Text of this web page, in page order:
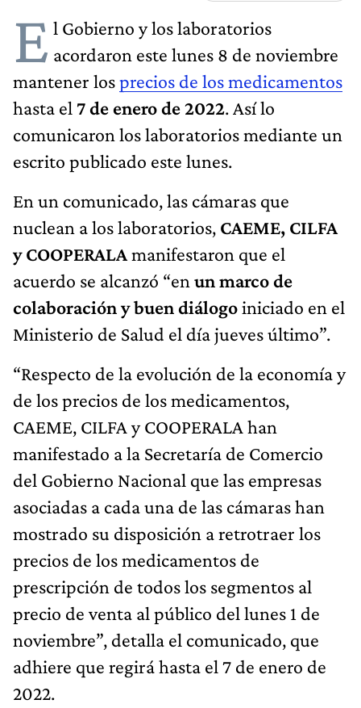
E l Gobierno y los laboratorios
acordaron este lunes 8 de noviembre
mantener losprecios de los medicamentos
hasta el 7 de enero de 2022. Así lo
comunicaron los laboratorios mediante un
escrito publicado este lunes.
En un comunicado, las cámaras que
nuclean a los laboratorios, CAEME, CILFA
y COOPERALAmanifestaron que el
acuerdo se alcanzó “en un marco de
colaboración y buen diálogoiniciado en el
Ministerio de Salud el día jueves último”.
“Respecto de la evolución de la economía y
de los precios de los medicamentos,
CAEME, CILFA y COOPERALA han
manifestado a la Secretaría de Comercio
del Gobierno Nacional que las empresas
asociadas a cada una de las cámaras han
mostrado su disposición a retrotraer los
precios de los medicamentos de
prescripción de todos los segmentos al
precio de venta al público del lunes 1 de
noviembre”, detalla el comunicado, que
adhiere que regirá hasta el 7 de enero de
2022.